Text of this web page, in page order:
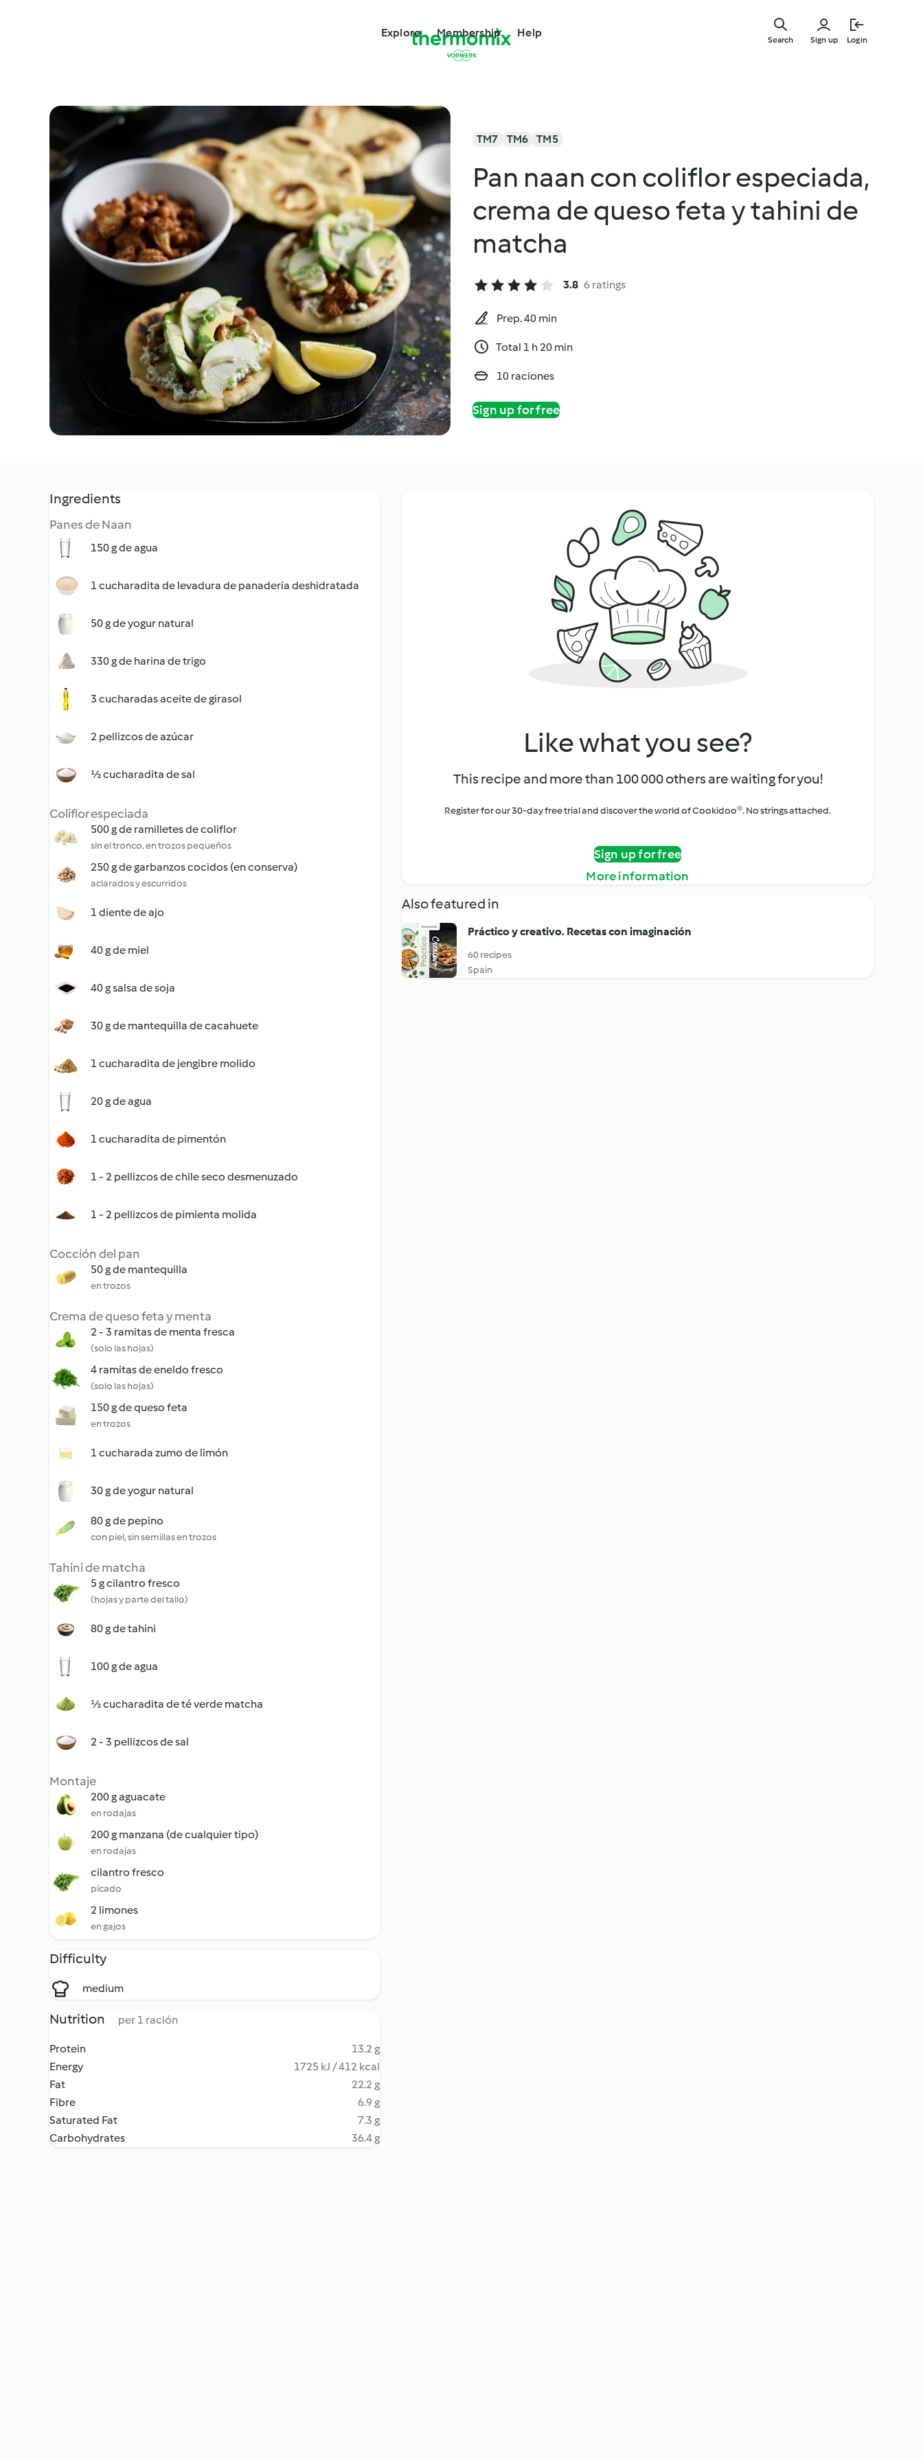
Explore Membership Help
Sign up Login
Search
TM7 TM6 TM5
Pan naan con coliflor especiada,
crema de queso feta y tahini de
matcha
3.8 6 ratings
Prep. 40 min
Total 1 h 20 min
10 raciones
Sign up for free
Ingredients
Panes de Naan
150 g de agua
1 cucharadita de levadura de panadería deshidratada
50 g de yogur natural
330 g de harina de trigo
3 cucharadas aceite de girasol
2 pellizcos de azúcar
½ cucharadita de sal
Coliflor especiada
500 g de ramilletes de coliflor
sin el tronco, en trozos pequeños
250 g de garbanzos cocidos (en conserva)
aclarados y escurridos
1 diente de ajo
40 g de miel
40 g salsa de soja
30 g de mantequilla de cacahuete
1 cucharadita de jengibre molido
20 g de agua
1 cucharadita de pimentón
1 - 2 pellizcos de chile seco desmenuzado
1 - 2 pellizcos de pimienta molida
Cocción del pan
50 g de mantequilla
en trozos
Crema de queso feta y menta
2 - 3 ramitas de menta fresca
(solo las hojas)
4 ramitas de eneldo fresco
(solo las hojas)
150 g de queso feta
en trozos
1 cucharada zumo de limón
30 g de yogur natural
80 g de pepino
con piel, sin semillas en trozos
Tahini de matcha
5 g cilantro fresco
(hojas y parte del tallo)
80 g de tahini
100 g de agua
½ cucharadita de té verde matcha
2 - 3 pellizcos de sal
Montaje
200 g aguacate
en rodajas
200 g manzana (de cualquier tipo)
en rodajas
cilantro fresco
picado
2 limones
en gajos
Difficulty
medium
Nutrition per 1 ración
Protein
13.2 g
Energy
1725 kJ / 412 kcal
Fat
22.2 g
Fibre
6.9 g
Saturated Fat
7.3 g
Carbohydrates
36.4 g
Like what you see?
This recipe and more than 100 000 others are waiting for you!
Register for our 30-day free trial and discover the world of Cookidoo®. No strings attached.
Sign up for free
More information
Also featured in
Práctico y creativo. Recetas con imaginación
60 recipes
Spain